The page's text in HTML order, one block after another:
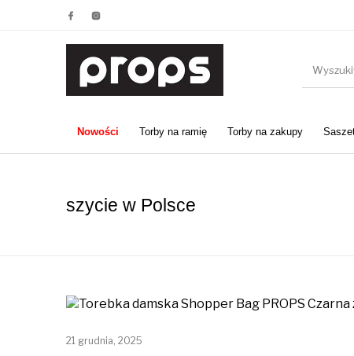
Nowości Torby na ramię Torby na zakupy
szycie w Polsce
21 grudnia, 2025